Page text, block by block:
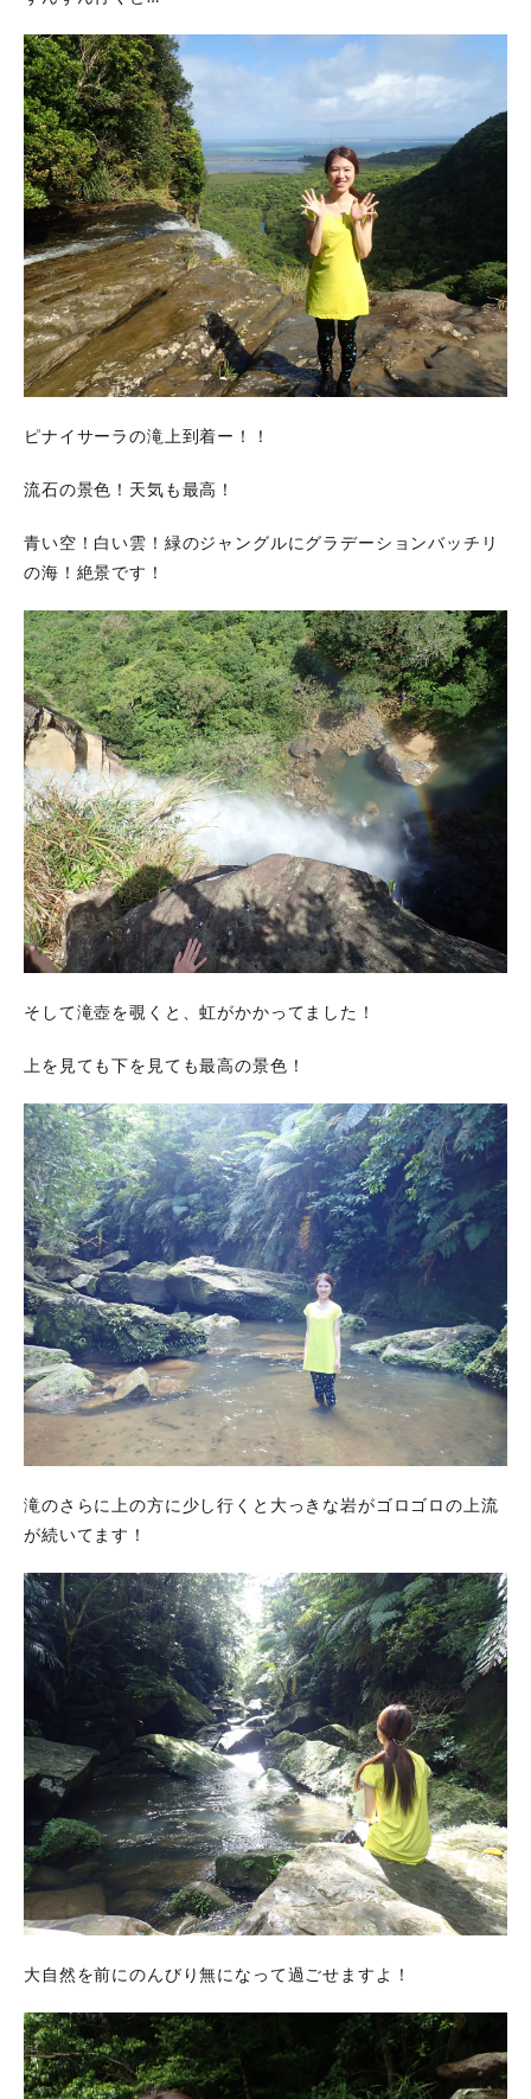
ピナイサーラの滝上到着ー！！
流石の景色！天気も最高！
青い空！白い雲！緑のジャングルにグラデーションバッチリ
の海！絶景です！
そして滝壺を覗くと、虹がかかってました！
上を見ても下を見ても最高の景色！
滝のさらに上の方に少し行くと大っきな岩がゴロゴロの上流
が続いてます！
大自然を前にのんびり無になって過ごせますよ！